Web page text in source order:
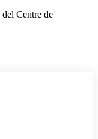
Centre de